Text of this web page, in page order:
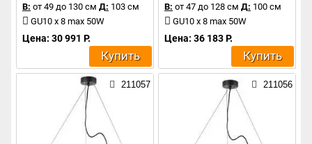
В: от 49 до 130 см Д: 103 см
GU10 x 8 max 50W
Цена: 30 991 Р.
Купить
В: от 47 до 128 см Д: 100 см
GU10 x 8 max 50W
Цена: 36 183 Р.
Купить
211057 211056